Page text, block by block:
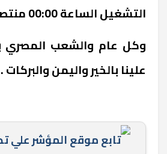
التشغيل الساعة 00:00 منتصف الليل
وكل عام والشعب المصري
علينا بالخير واليمن والبركات .
تابع موقع المؤشر علي